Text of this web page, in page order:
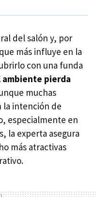
del salón y, por
más influye en la
con una funda
ambiente pierda
muchas
la intención de
especialmente en
la experta asegura
más atractivas